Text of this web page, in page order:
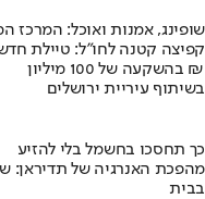
שופינג, אמנות ואוכל:
קפיצה קטנה לחו"ל: טיילת
בהשקעה של 100 מיליון ₪
בשיתוף עיריית ירושלים
כך תחסכו בחשמל בלי להזיע
מהפכת האנרגיה של תדיראן:
בבית